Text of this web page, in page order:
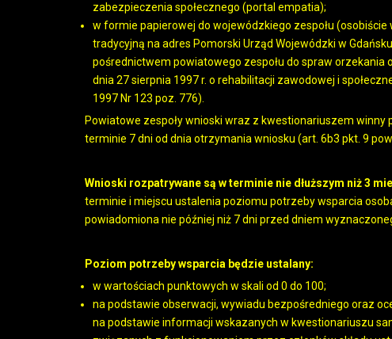
zabezpieczenia społecznego (portal empatia);
w formie papierowej do wojewódzkiego zespołu
tradycyjną na adres Pomorski Urząd Wojewódzki w
pośrednictwem powiatowego zespołu do spraw orzekania
dnia 27 sierpnia 1997 r. o rehabilitacji zawodowej i
1997 Nr 123 poz. 776).
Powiatowe zespoły wnioski wraz z kwestionariuszem
terminie 7 dni od dnia otrzymania wniosku (art. 6b3 pkt. 9
Wnioski rozpatrywane są w terminie nie dłuższym niż 3
terminie i miejscu ustalenia poziomu potrzeby wsparcia
powiadomiona nie później niż 7 dni przed dniem
Poziom potrzeby wsparcia będzie ustalany:
w wartościach punktowych w skali od 0 do 100;
na podstawie obserwacji, wywiadu bezpośredniego oraz
na podstawie informacji wskazanych w kwestionariuszu